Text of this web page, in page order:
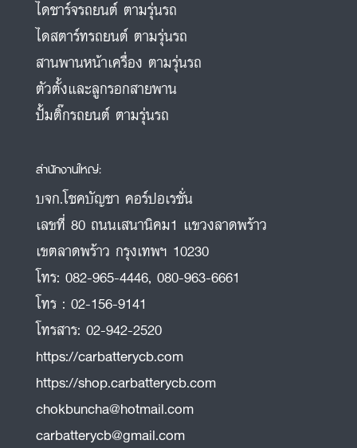
ไดชาร์จรถยนต์ ตามรุ่นรถ
ไดสตาร์ทรถยนต์ ตามรุ่นรถ
สานพานหน้าเครื่อง ตามรุ่นรถ
ตัวตั้งและลูกรอกสายพาน
ปั้มติ๊กรถยนต์ ตามรุ่นรถ
สำนักงานใหญ่:
บจก.โชคบัญชา คอร์ปอเรชั่น
เลขที่ 80 ถนนเสนานิคม1 แขวงลาดพร้าว
เขตลาดพร้าว กรุงเทพฯ 10230
โทร: 082-965-4446, 080-963-6661
โทร : 02-156-9141
โทรสาร: 02-942-2520
https://carbatterycb.com
https://shop.carbatterycb.com
chokbuncha@hotmail.com
carbatterycb@gmail.com